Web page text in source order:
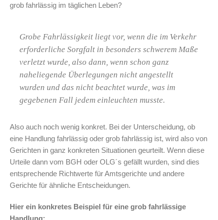
grob fahrlässig im täglichen Leben?
Grobe Fahrlässigkeit liegt vor, wenn die im Verkehr
erforderliche Sorgfalt in besonders schwerem Maße
verletzt wurde, also dann, wenn schon ganz
naheliegende Überlegungen nicht angestellt
wurden und das nicht beachtet wurde, was im
gegebenen Fall jedem einleuchten musste.
Also auch noch wenig konkret. Bei der Unterscheidung, ob
eine Handlung fahrlässig oder grob fahrlässig ist, wird also von
Gerichten in ganz konkreten Situationen geurteilt. Wenn diese
Urteile dann vom BGH oder OLG´s gefällt wurden, sind dies
entsprechende Richtwerte für Amtsgerichte und andere
Gerichte für ähnliche Entscheidungen.
Hier ein konkretes Beispiel für eine grob fahrlässige
Handlung: